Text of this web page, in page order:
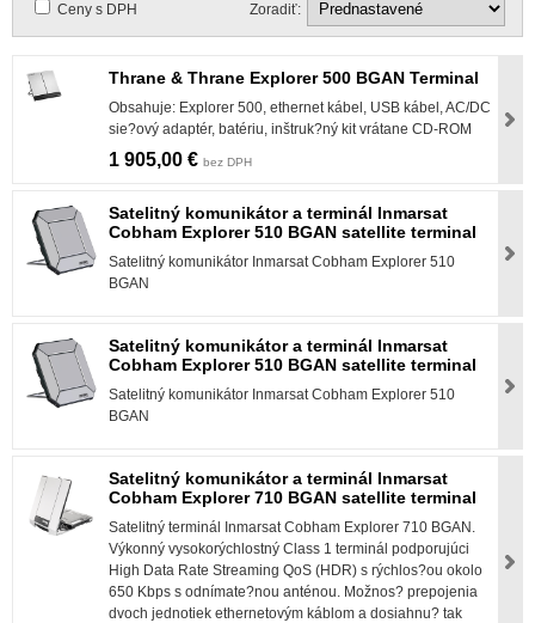
Ceny s DPH Zoradiť:
Thrane & Thrane Explorer 500 BGAN Terminal
Obsahuje: Explorer 500, ethernet kábel, USB kábel, AC/DC
sie?ový adaptér, batériu, inštruk?ný kit vrátane CD-ROM
1 905,00 € bez DPH
Satelitný komunikátor a terminál Inmarsat
Cobham Explorer 510 BGAN satellite terminal
Satelitný komunikátor Inmarsat Cobham Explorer 510
BGAN
Satelitný komunikátor a terminál Inmarsat
Cobham Explorer 510 BGAN satellite terminal
Satelitný komunikátor Inmarsat Cobham Explorer 510
BGAN
Satelitný komunikátor a terminál Inmarsat
Cobham Explorer 710 BGAN satellite terminal
Satelitný terminál Inmarsat Cobham Explorer 710 BGAN.
Výkonný vysokorýchlostný Class 1 terminál podporujúci
High Data Rate Streaming QoS (HDR) s rýchlos?ou okolo
650 Kbps s odnímate?nou anténou. Možnos? prepojenia
dvoch jednotiek ethernetovým káblom a dosiahnu? tak